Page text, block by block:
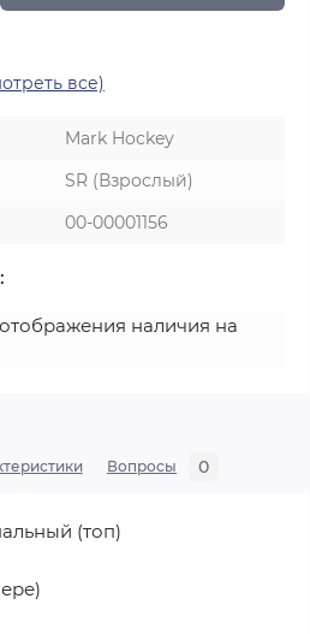
все)
Mark Hockey
SR (Взрослый)
00-00001156
наличия на
Вопросы 0
(топ)